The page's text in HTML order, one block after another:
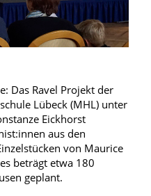
Das Ravel Projekt der
Lübeck (MHL) unter
Eickhorst
aus den
von Maurice
beträgt etwa 180
geplant.